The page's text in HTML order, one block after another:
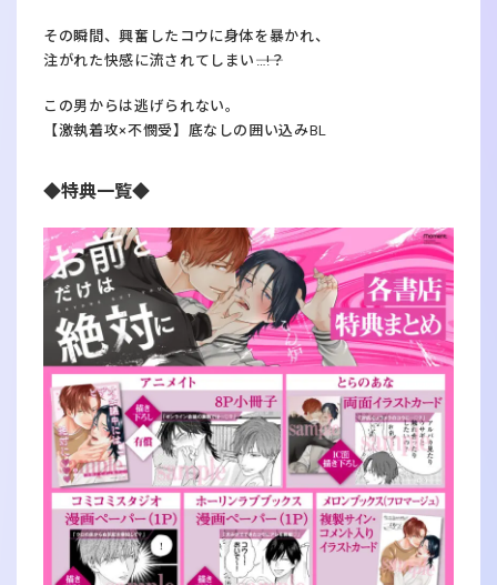
その瞬間、興奮したコウに身体を暴かれ、
注がれた快感に流されてしまい――…!？
この男からは逃げられない。
【激執着攻×不憫受】底なしの囲い込みBL
◆特典一覧◆